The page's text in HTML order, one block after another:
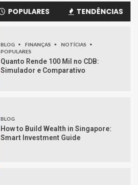
POPULARES TENDÊNCIAS
BLOG FINANÇAS
NOTÍCIAS
POPULARES
Quanto Rende 100 Mil no CDB:
Simulador e Comparativo
BLOG
How to Build Wealth in Singapore:
Smart Investment Guide